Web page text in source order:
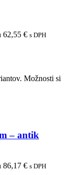
62,55 € s DPH
Možnosti si
– antik
86,17 € s DPH